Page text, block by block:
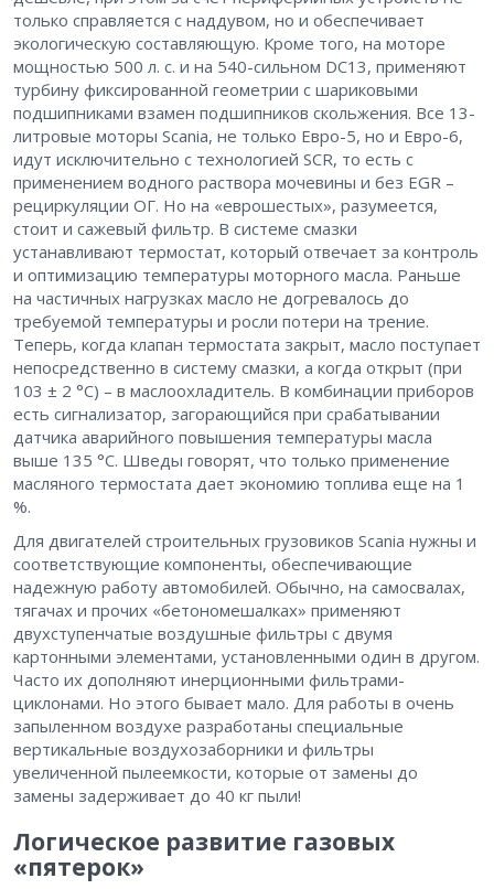
только справляется с наддувом, но и обеспечивает
экологическую составляющую. Кроме того, на моторе
мощностью 500 л. с. и на 540-сильном DC13, применяют
турбину фиксированной геометрии с шариковыми
подшипниками взамен подшипников скольжения. Все 13-
литровые моторы Scania, не только Евро-5, но и Евро-6,
идут исключительно с технологией SCR, то есть с
применением водного раствора мочевины и без EGR –
рециркуляции ОГ. Но на «еврошестых», разумеется,
стоит и сажевый фильтр. В системе смазки
устанавливают термостат, который отвечает за контроль
и оптимизацию температуры моторного масла. Раньше
на частичных нагрузках масло не догревалось до
требуемой температуры и росли потери на трение.
Теперь, когда клапан термостата закрыт, масло поступает
непосредственно в систему смазки, а когда открыт (при
103 ± 2 °С) – в маслоохладитель. В комбинации приборов
есть сигнализатор, загорающийся при срабатывании
датчика аварийного повышения температуры масла
выше 135 °С. Шведы говорят, что только применение
масляного термостата дает экономию топлива еще на 1
%.
Для двигателей строительных грузовиков Scania нужны и
соответствующие компоненты, обеспечивающие
надежную работу автомобилей. Обычно, на самосвалах,
тягачах и прочих «бетономешалках» применяют
двухступенчатые воздушные фильтры с двумя
картонными элементами, установленными один в другом.
Часто их дополняют инерционными фильтрами-
циклонами. Но этого бывает мало. Для работы в очень
запыленном воздухе разработаны специальные
вертикальные воздухозаборники и фильтры
увеличенной пылеемкости, которые от замены до
замены задерживает до 40 кг пыли!
Логическое развитие газовых
«пятерок»